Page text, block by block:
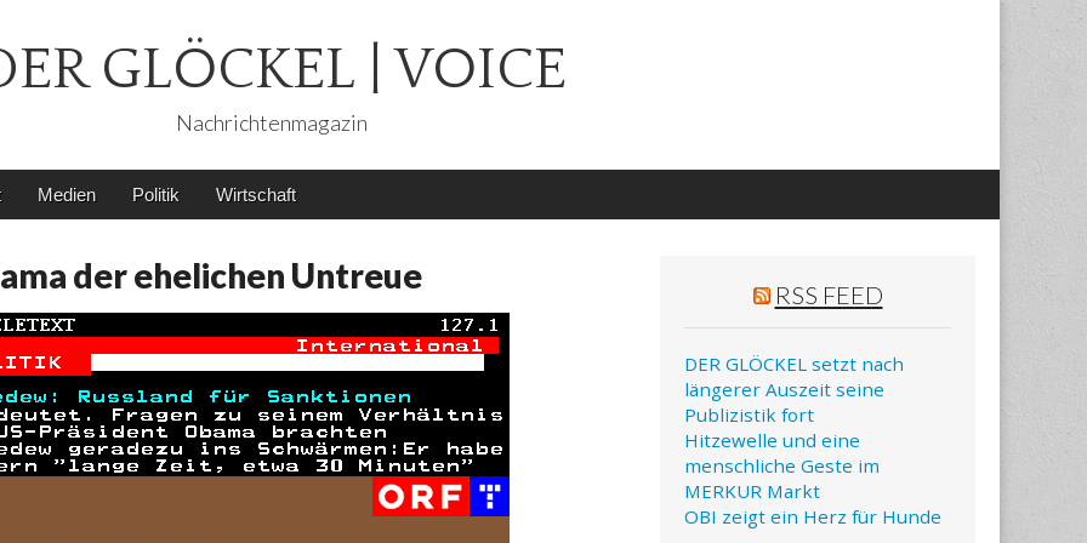
GLÖCKEL | VOICE
Nachrichtenmagazin
Medien Politik Wirtschaft
der ehelichen Untreue RSS FEED
DER GLÖCKEL setzt nach
längerer Auszeit seine
Publizistik fort
Hitzewelle und eine
menschliche Geste im
MERKUR Markt
OBI zeigt ein Herz für Hunde